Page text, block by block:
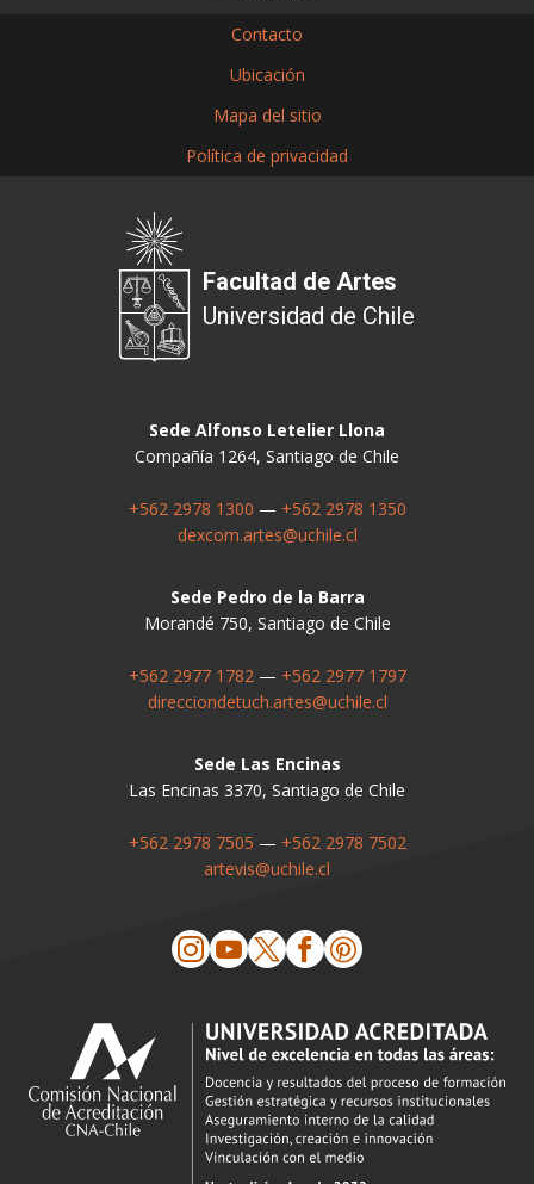
Contacto
Ubicación
Mapa del sitio
Política de privacidad
Facultad de Artes
Universidad de Chile
Sede Alfonso Letelier Llona
Compañía 1264, Santiago de Chile
+562 2978 1300 — +562 2978 1350
dexcom.artes@uchile.cl
Sede Pedro de la Barra
Morandé 750, Santiago de Chile
+562 2977 1782— +562 2977 1797
direcciondetuch.artes@uchile.cl
Sede Las Encinas
Las Encinas 3370, Santiago de Chile
+562 2978 7505 — +562 2978 7502
artevis@uchile.cl